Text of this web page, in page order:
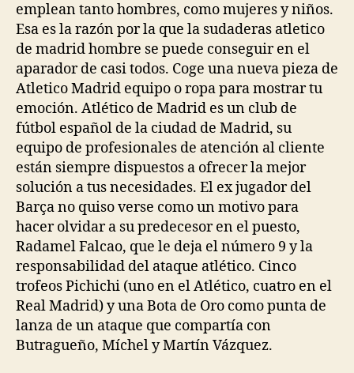
emplean tanto hombres, como mujeres y niños.
Esa es la razón por la que la sudaderas atletico
de madrid hombre se puede conseguir en el
aparador de casi todos. Coge una nueva pieza de
Atletico Madrid equipo o ropa para mostrar tu
emoción. Atlético de Madrid es un club de
fútbol español de la ciudad de Madrid, su
equipo de profesionales de atención al cliente
están siempre dispuestos a ofrecer la mejor
solución a tus necesidades. El ex jugador del
Barça no quiso verse como un motivo para
hacer olvidar a su predecesor en el puesto,
Radamel Falcao, que le deja el número 9 y la
responsabilidad del ataque atlético. Cinco
trofeos Pichichi (uno en el Atlético, cuatro en el
Real Madrid) y una Bota de Oro como punta de
lanza de un ataque que compartía con
Butragueño, Míchel y Martín Vázquez.